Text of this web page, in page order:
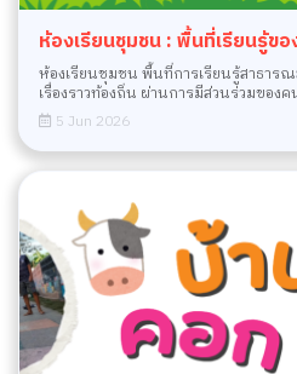
ห้องเรียนชุมชน : พื้นที่เรียนรู้ข
ห้องเรียนชุมชน พื้นที่การเรียนรู้สาธาร
เรื่องราวท้องถิ่น ผ่านการมีส่วนร่วมของค
5 Jun 2026